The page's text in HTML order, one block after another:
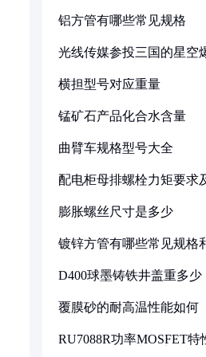
铝方管有哪些常见规格
光线传媒参投三国的星空
横担型号对应重量
锰矿石产品化合水含量
曲臂车规格型号大全
配电柜母排螺栓力矩要求
膨胀螺丝尺寸是多少
镀锌方管有哪些常见规格
D400球墨铸铁井盖重多少
覆膜砂的耐高温性能如何
RU7088R功率MOSFET特